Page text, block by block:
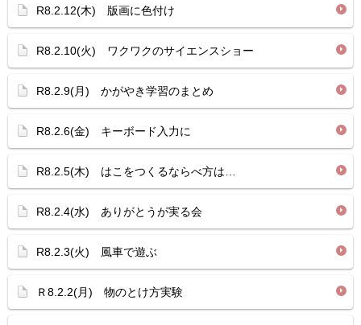
R8.2.12(木) 版画に色付け
R8.2.10(火) ワクワクのサイエンスショー
R8.2.9(月) かがやき学習のまとめ
R8.2.6(金) キーボード入力に
R8.2.5(木) はこをつくるならべ方は…
R8.2.4(水) ありがとうが実る会
R8.2.3(火) 風車で遊ぶ
Ｒ8.2.2(月) 物のとけ方実験